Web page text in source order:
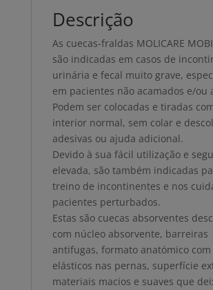
Descrição
As cuecas-fraldas MOLICARE
são indicadas em casos de
urinária e fecal muito grave,
em pacientes não acamados e/ou
Podem ser colocadas e tiradas
interior normal, sem colar e
adesivas ou ajuda adicional.
Devido à sua fácil utilização e
elevada, são também indicadas
treino de incontinentes e nos
pacientes perturbados.
Estas são cuecas absorventes
com núcleo absorvente, barreiras
antifugas, formato anatómico com
elásticos nas pernas, superfície
materiais macios e suaves que